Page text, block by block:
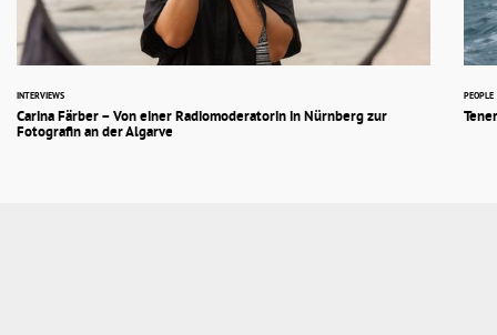
INTERVIEWS
Carina Färber – Von einer Radiomoderatorin in Nürnberg zur
Fotografin an der Algarve
PEOPLE